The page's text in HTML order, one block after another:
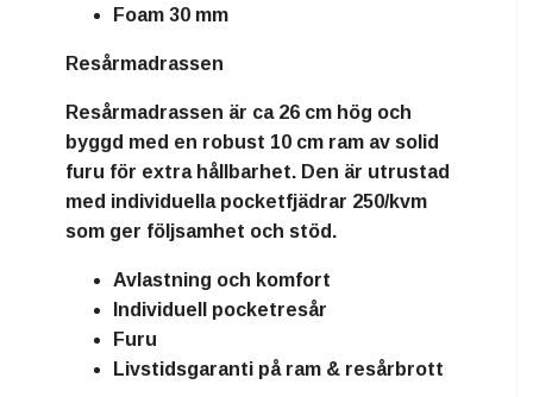
Foam 30 mm
Resårmadrassen
Resårmadrassen är ca 26 cm hög och
byggd med en robust 10 cm ram av solid
furu för extra hållbarhet. Den är utrustad
med individuella pocketfjädrar 250/kvm
som ger följsamhet och stöd.
Avlastning och komfort
Individuell pocketresår
Furu
Livstidsgaranti på ram & resårbrott